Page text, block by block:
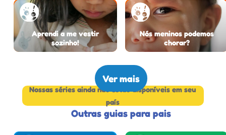
Aprendi a me vestir
sozinho!
Nós meninos podemos
chorar?
Ver mais
Nossas séries ainda não estão disponíveis em seu
país
Outras guias para pais